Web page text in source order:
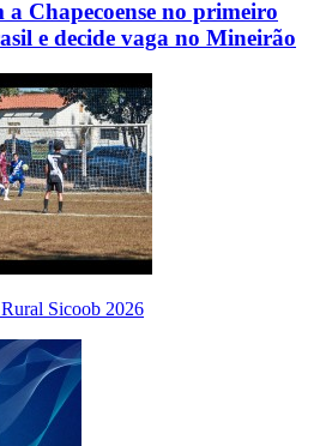
Chapecoense no primeiro
e decide vaga no Mineirão
Sicoob 2026